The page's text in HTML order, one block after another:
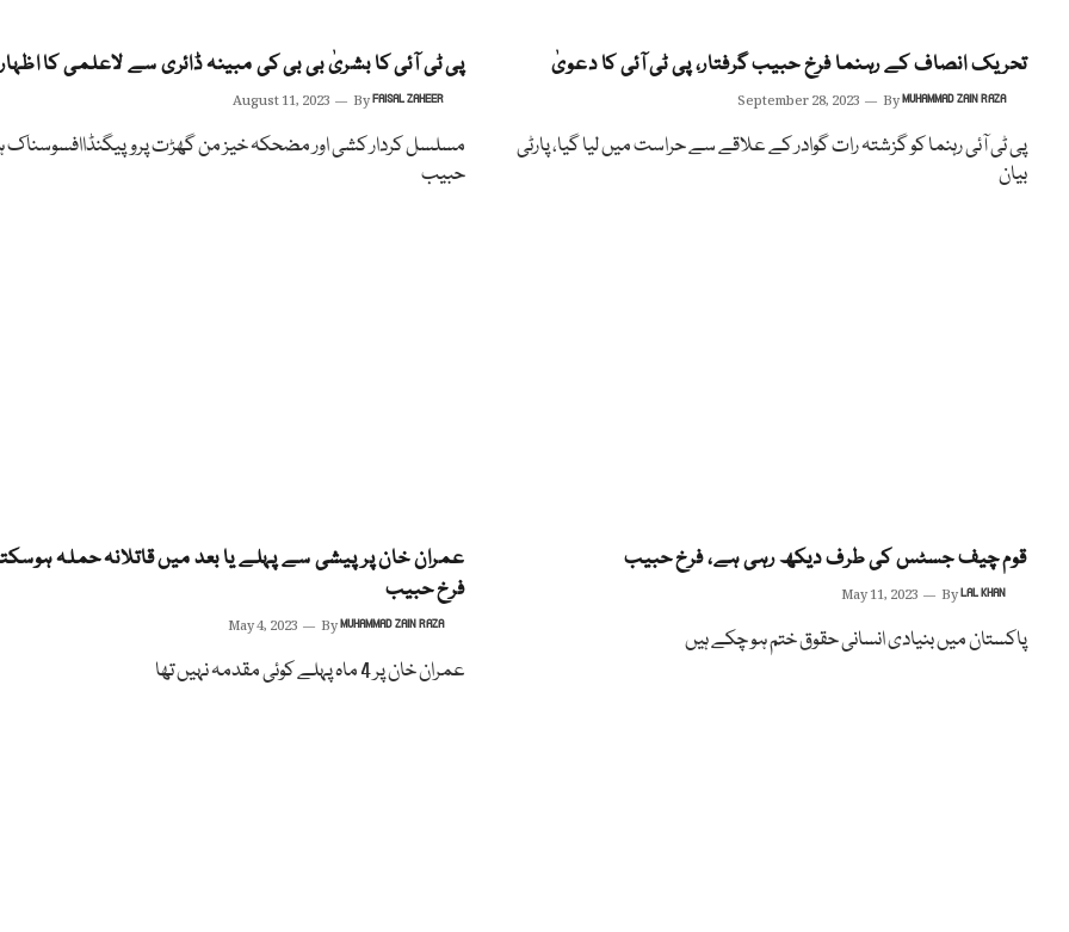
تحریک انصاف کے رہنما فرخ حبیب گرفتار، پی ٹی آئی کا دعویٰ
September 28, 2023 ByMUHAMMAD ZAIN RAZA
پی ٹی آئی رہنما کو گزشتہ رات گوادر کے علاقے سے حراست میں لیا گیا، پارٹی
بیان
پی ٹی آئی کا بشریٰ بی بی کی مبینہ ڈائری سے لاعلمی کا اظہار
August 11, 2023 ByFAISAL ZAHEER
مسلسل کردار کشی اور مضحکہ خیز من گھڑت پروپیگنڈاافسوسناک
حبیب
قوم چیف جسٹس کی طرف دیکھ رہی ہے، فرخ حبیب
May 11, 2023 ByLAL KHAN
پاکستان میں بنیادی انسانی حقوق ختم ہو چکے ہیں
عمران خان پر پیشی سے پہلے یا بعد میں قاتلانہ حملہ
فرخ حبیب
May 4, 2023 ByMUHAMMAD ZAIN RAZA
عمران خان پر 4 ماہ پہلے کوئی مقدمہ نہیں تھا